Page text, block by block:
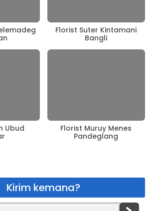
Florist Suter Kintamani
Bangli
Ubud
Florist Muruy Menes
Pandeglang
Kirim kemana?